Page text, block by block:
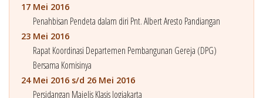
17 Mei 2016
Penahbisan Pendeta dalam diri Pnt. Albert Aresto Pandiangan
23 Mei 2016
Rapat Koordinasi Departemen Pembangunan Gereja (DPG)
Bersama Komisinya
24 Mei 2016 s/d 26 Mei 2016
Persidangan Majelis Klasis Jogjakarta